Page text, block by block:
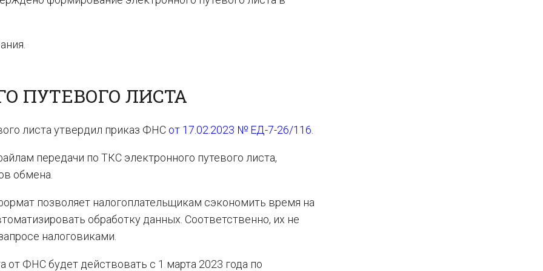
ПУТЕВОГО ЛИСТА
листа утвердил приказ ФНС от 17.02.2023 № ЕД-7-26/116
передачи по ТКС электронного путевого листа,
обмена.
позволяет налогоплательщикам сэкономить время на
обработку данных. Соответственно, их не
налоговиками.
от ФНС будет действовать с 1 марта 2023 года по